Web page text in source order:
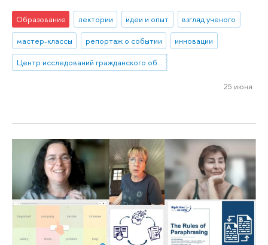
Образование лектории идеи и опыт
взгляд ученого
мастер-классы
репортаж о событии
инновации
Центр исследований гражданского общества и некоммерческого сектора
25 июня